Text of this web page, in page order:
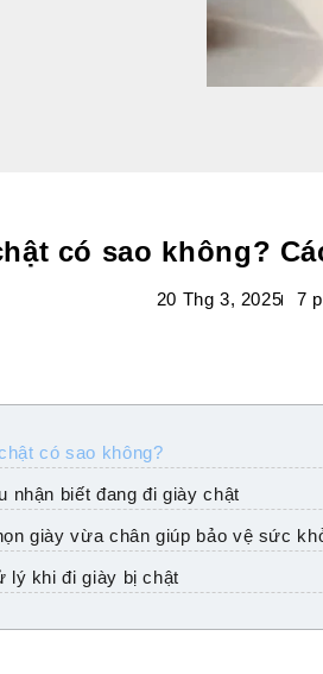
có sao không?
20 Thg 3, 2025 7
có sao không?
nhận biết đang đi giày chật
giày vừa chân giúp bảo vệ sức
lý khi đi giày bị chật